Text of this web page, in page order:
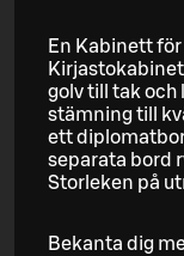
En Kabinett
golv till tak och
stämning till
ett
separata bord
Storleken på
Bekanta dig